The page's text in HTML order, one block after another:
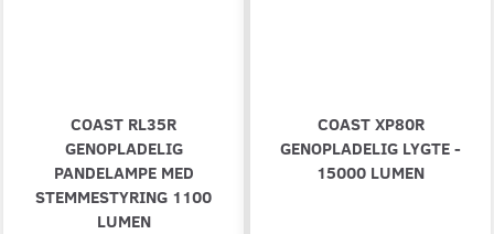
COAST RL35R
GENOPLADELIG
PANDELAMPE MED
STEMMESTYRING 1100
LUMEN
COAST XP80R
GENOPLADELIG LYGTE -
15000 LUMEN